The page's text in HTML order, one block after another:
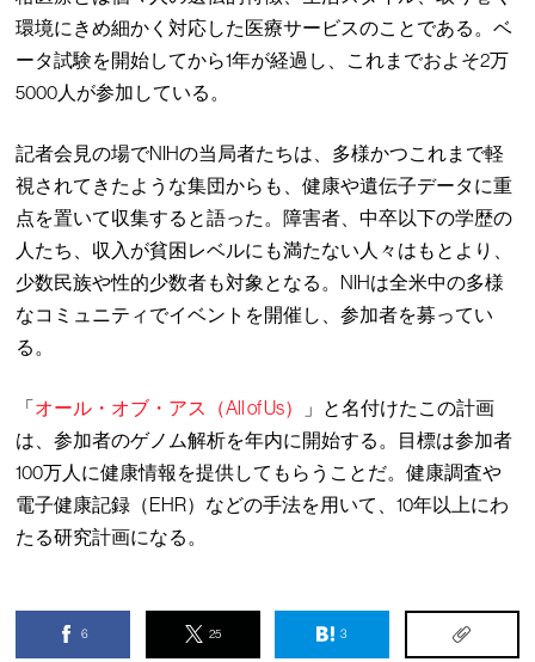
環境にきめ細かく対応した医療サービスのことである。ベ
ータ試験を開始してから1年が経過し、これまでおよそ2万
5000人が参加している。
記者会見の場でNIHの当局者たちは、多様かつこれまで軽
視されてきたような集団からも、健康や遺伝子データに重
点を置いて収集すると語った。障害者、中卒以下の学歴の
人たち、収入が貧困レベルにも満たない人々はもとより、
少数民族や性的少数者も対象となる。NIHは全米中の多様
なコミュニティでイベントを開催し、参加者を募ってい
る。
「オール・オブ・アス（All of Us）
」と名付けたこの計画
は、参加者のゲノム解析を年内に開始する。目標は参加者
100万人に健康情報を提供してもらうことだ。健康調査や
電子健康記録（EHR）などの手法を用いて、10年以上にわ
たる研究計画になる。
6 25 3